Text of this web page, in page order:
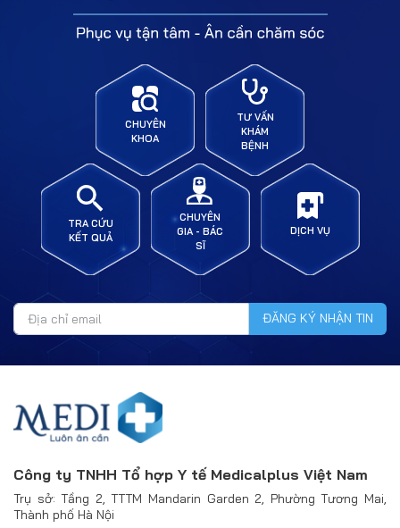
CHUYÊN
KHOA
TƯ VẤN
KHÁM
BỆNH
TRA CỨU
KẾT QUẢ
CHUYÊN
GIA - BÁC
SĨ
DỊCH VỤ
ĐĂNG KÝ NHẬN TIN
Công ty TNHH Tổ hợp Y tế Medicalplus Việt Nam
Trụ sở: Tầng 2, TTTM Mandarin Garden 2, Phường Tương Mai,
Thành phố Hà Nội